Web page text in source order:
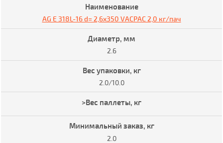
AG E 318L-16 d= 2,6x350 VACPAC 2,0 кг/пач
2.6
2.0/10.0
2.0